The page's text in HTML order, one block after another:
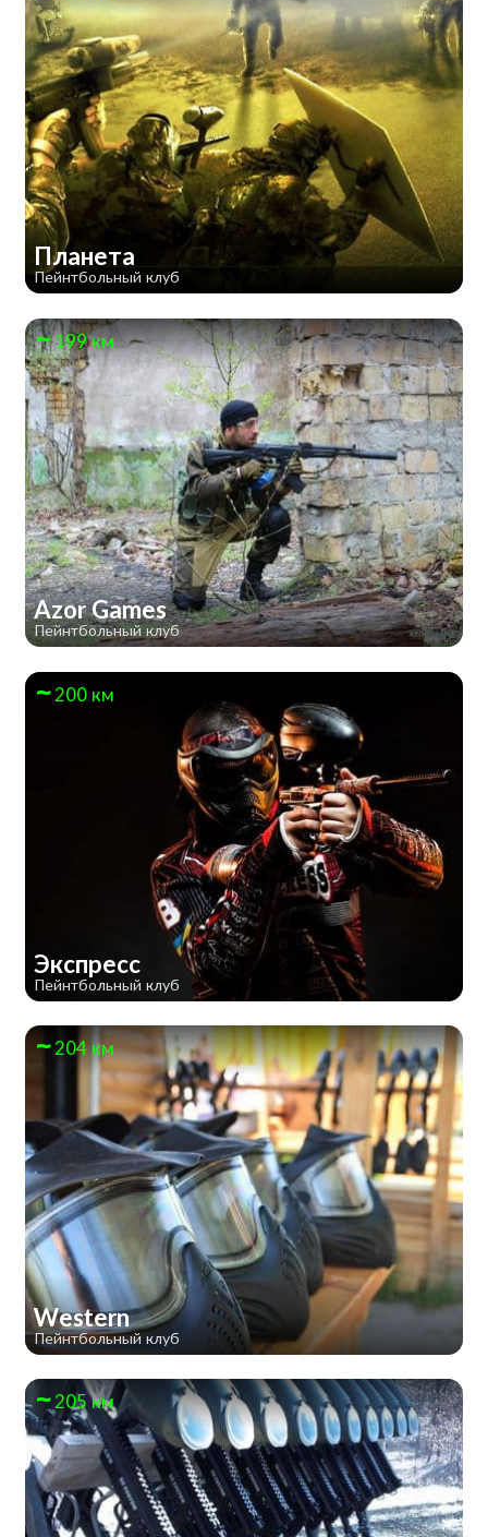
Планета
Пейнтбольный клуб
199 км
Azor Games
Пейнтбольный клуб
200 км
Экспресс
Пейнтбольный клуб
204 км
Western
Пейнтбольный клуб
205 км